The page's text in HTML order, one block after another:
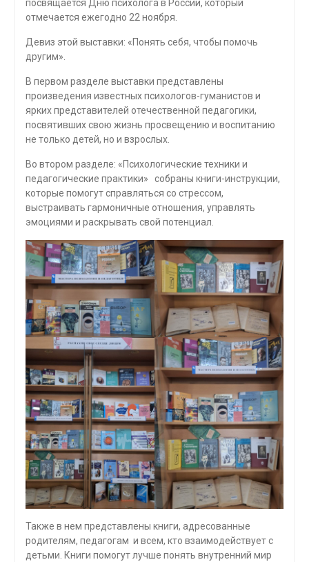
посвящается Дню психолога в России, который
отмечается ежегодно 22 ноября.
Девиз этой выставки: «Понять себя, чтобы помочь
другим».
В первом разделе выставки представлены
произведения известных психологов-гуманистов и
ярких представителей отечественной педагогики,
посвятивших свою жизнь просвещению и воспитанию
не только детей, но и взрослых.
Во втором разделе: «Психологические техники и
педагогические практики» собраны книги-инструкции,
которые помогут справляться со стрессом,
выстраивать гармоничные отношения, управлять
эмоциями и раскрывать свой потенциал.
Также в нем представлены книги, адресованные
родителям, педагогам и всем, кто взаимодействует с
детьми. Книги помогут лучше понять внутренний мир